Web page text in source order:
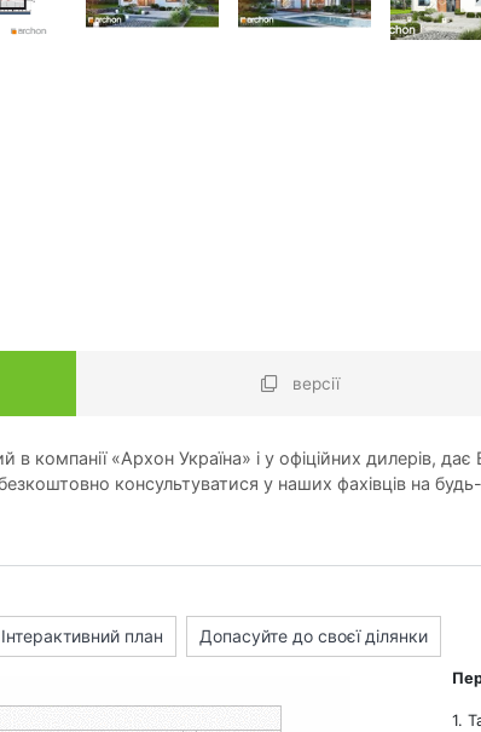
версії
в компанії «Архон Україна» і у офіційних дилерів,
консультуватися у наших фахівців на будь-
Інтерактивний план Допасуйте до своєї ділянки
1.